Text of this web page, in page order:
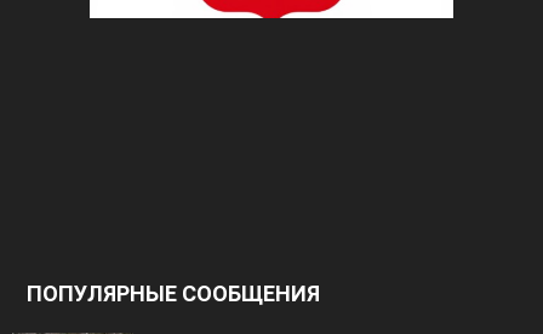
ПОПУЛЯРНЫЕ СООБЩЕНИЯ